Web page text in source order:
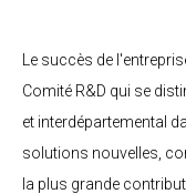
Le succès de
Comité R&D qui se
et interdépartemental
solutions nouvelles,
la plus grande